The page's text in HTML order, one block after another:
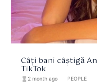
Câți bani câștigă
TikTok
hourglass_full 2 month ago PEOPLE